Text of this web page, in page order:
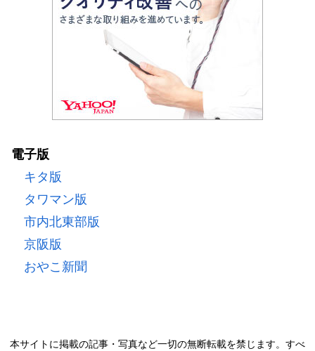
電子版
キタ版
タワマン版
市内北東部版
京阪版
おやこ新聞
本サイトに掲載の記事・写真など一切の無断転載を禁じます。すべ